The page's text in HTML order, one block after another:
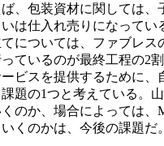
、包装資材に関しては、
は仕入れ売りになってい
については、ファブレス
ているのが最終工程の2
ビスを提供するために、
題の1つと考えている。
のか、場合によっては、
くのかは、今後の課題だ。